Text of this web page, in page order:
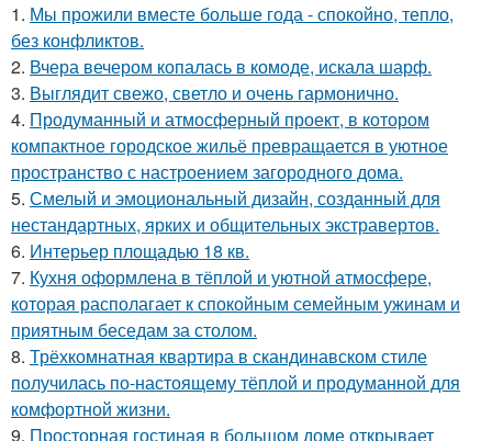
1. Мы прожили вместе больше года - спокойно, тепло,
без конфликтов.
2. Вчера вечером копалась в комоде, искала шарф.
3. Выглядит свежо, светло и очень гармонично.
4. Продуманный и атмосферный проект, в котором
компактное городское жильё превращается в уютное
пространство с настроением загородного дома.
5. Смелый и эмоциональный дизайн, созданный для
нестандартных, ярких и общительных экстравертов.
6. Интерьер площадью 18 кв.
7. Кухня оформлена в тёплой и уютной атмосфере,
которая располагает к спокойным семейным ужинам и
приятным беседам за столом.
8. Трёхкомнатная квартира в скандинавском стиле
получилась по-настоящему тёплой и продуманной для
комфортной жизни.
9. Просторная гостиная в большом доме открывает